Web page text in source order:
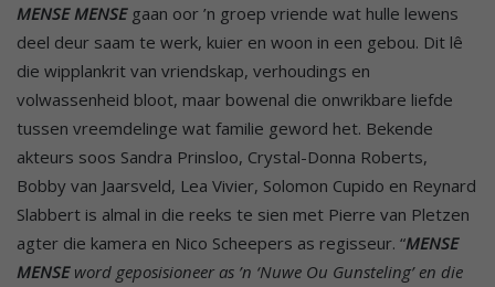
MENSE MENSEgaan oor ’n groep vriende wat hulle lewens
deel deur saam te werk, kuier en woon in een gebou. Dit lê
die wipplankrit van vriendskap, verhoudings en
volwassenheid bloot, maar bowenal die onwrikbare liefde
tussen vreemdelinge wat familie geword het. Bekende
akteurs soos Sandra Prinsloo, Crystal-Donna Roberts,
Bobby van Jaarsveld, Lea Vivier, Solomon Cupido en Reynard
Slabbert is almal in die reeks te sien met Pierre van Pletzen
agter die kamera en Nico Scheepers as regisseur. “MENSE
MENSEword geposisioneer as ’n ‘Nuwe Ou Gunsteling’ en die